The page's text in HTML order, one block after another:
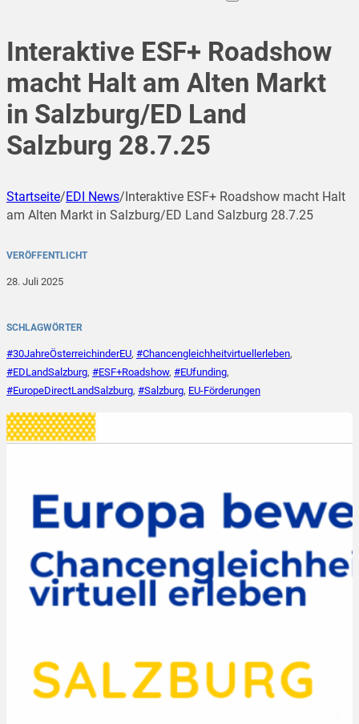
Interaktive ESF+ Roadshow
macht Halt am Alten Markt
in Salzburg/ED Land
Salzburg 28.7.25
Startseite/EDI News/Interaktive ESF+ Roadshow macht Halt
am Alten Markt in Salzburg/ED Land Salzburg 28.7.25
VERÖFFENTLICHT
28. Juli 2025
SCHLAGWÖRTER
#30JahreÖsterreichinderEU, #Chancengleichheitvirtuellerleben,
#EDLandSalzburg, #ESF+Roadshow, #EUfunding,
#EuropeDirectLandSalzburg, #Salzburg, EU-Förderungen